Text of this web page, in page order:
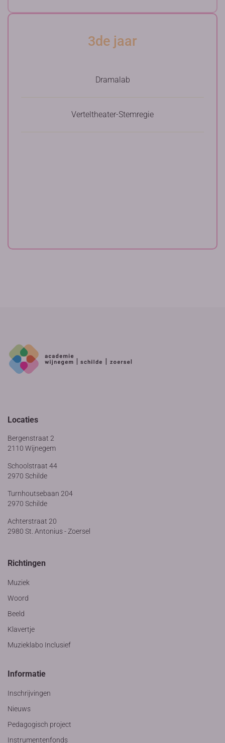
3de jaar
Dramalab
Verteltheater-Stemregie
Locaties
Bergenstraat 2
2110 Wijnegem
Schoolstraat 44
2970 Schilde
Turnhoutsebaan 204
2970 Schilde
Achterstraat 20
2980 St. Antonius - Zoersel
Richtingen
Muziek
Woord
Beeld
Klavertje
Muzieklabo Inclusief
Informatie
Inschrijvingen
Nieuws
Pedagogisch project
Instrumentenfonds